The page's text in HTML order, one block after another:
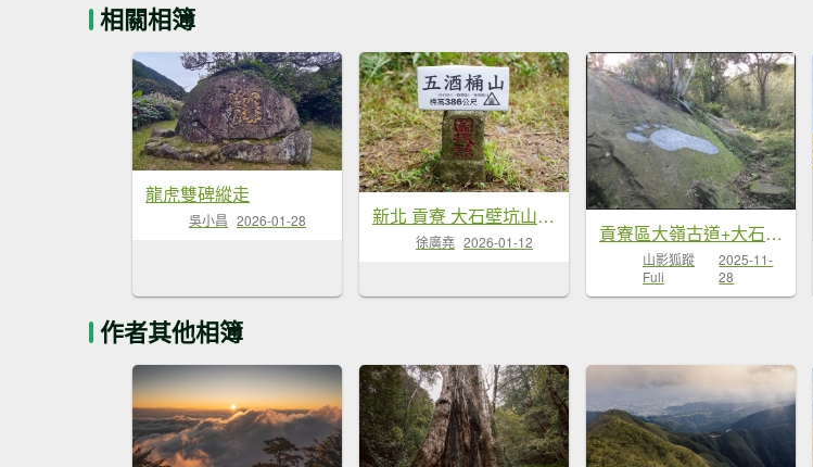
相關相簿
龍虎雙碑縱走
吳小昌 2026-01-28 新北 貢寮 大石壁坑山、五酒桶山、龍崗山
徐廣堯 2026-01-12 貢寮區大嶺古道+大石壁坑山+龍字碑+五酒桶山+龍崗山
山影狐蹤
Fuli
2025-11-
28
作者其他相簿